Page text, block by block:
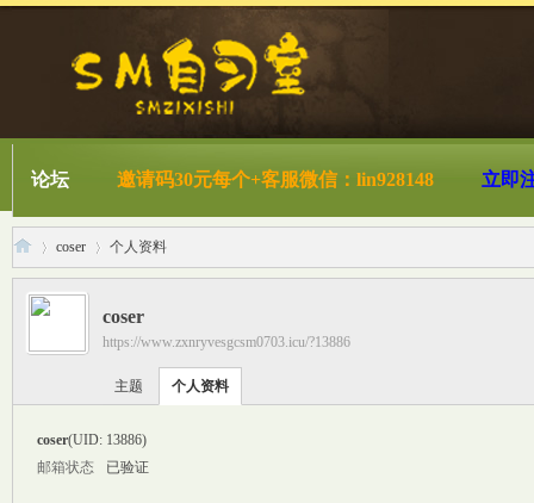
论坛 邀请码30元每个+客服微信：lin928148 立即
›
coser 个人资料
coser
https://www.zxnryvesgcsm0703.icu/?13886
主题 个人资料
coser(UID: 13886)
邮箱状态
已验证